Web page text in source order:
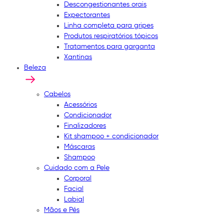
Descongestionantes orais
Expectorantes
Linha completa para gripes
Produtos respiratórios tópicos
Tratamentos para garganta
Xantinas
Beleza
Cabelos
Acessórios
Condicionador
Finalizadores
Kit shampoo + condicionador
Máscaras
Shampoo
Cuidado com a Pele
Corporal
Facial
Labial
Mãos e Pés